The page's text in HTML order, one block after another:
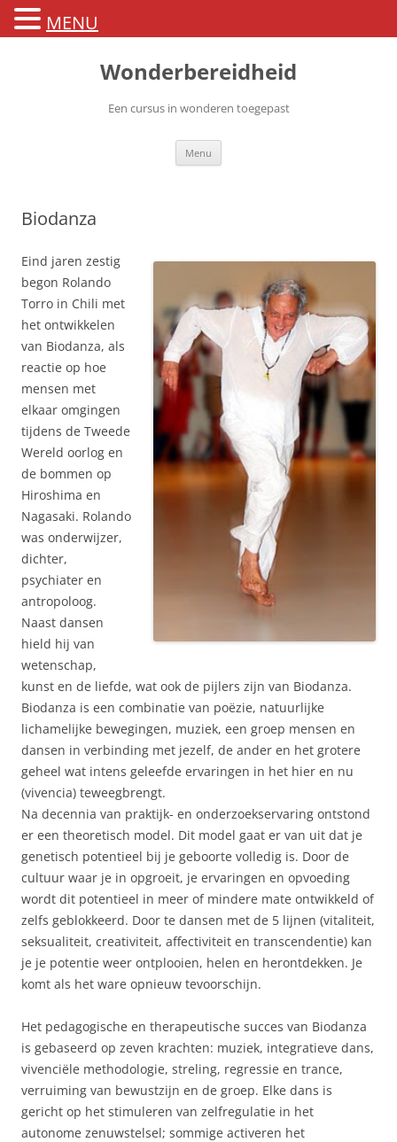
Ga
Wonderbereidheid
Een cursus in wonderen toegepast
Menu
Biodanza
Eind jaren zestig
begon Rolando
Torro in Chili met
het ontwikkelen
van Biodanza, als
reactie op hoe
mensen met
elkaar omgingen
tijdens de Tweede
Wereld oorlog en
de bommen op
Hiroshima en
Nagasaki. Rolando
was onderwijzer,
dichter,
psychiater en
antropoloog.
Naast dansen
hield hij van
wetenschap,
kunst en de liefde, wat ook de pijlers zijn van Biodanza.
Biodanza is een combinatie van poëzie, natuurlijke
lichamelijke bewegingen, muziek, een groep mensen en
dansen in verbinding met jezelf, de ander en het grotere
geheel wat intens geleefde ervaringen in het hier en nu
(vivencia) teweegbrengt.
Na decennia van praktijk- en onderzoekservaring ontstond
er een theoretisch model. Dit model gaat er van uit dat je
genetisch potentieel bij je geboorte volledig is. Door de
cultuur waar je in opgroeit, je ervaringen en opvoeding
wordt dit potentieel in meer of mindere mate ontwikkeld of
zelfs geblokkeerd. Door te dansen met de 5 lijnen (vitaliteit,
seksualiteit, creativiteit, affectiviteit en transcendentie) kan
je je potentie weer ontplooien, helen en herontdekken. Je
komt als het ware opnieuw tevoorschijn.
Het pedagogische en therapeutische succes van Biodanza
is gebaseerd op zeven krachten: muziek, integratieve dans,
vivenciële methodologie, streling, regressie en trance,
verruiming van bewustzijn en de groep. Elke dans is
gericht op het stimuleren van zelfregulatie in het
autonome zenuwstelsel; sommige activeren het
MENU